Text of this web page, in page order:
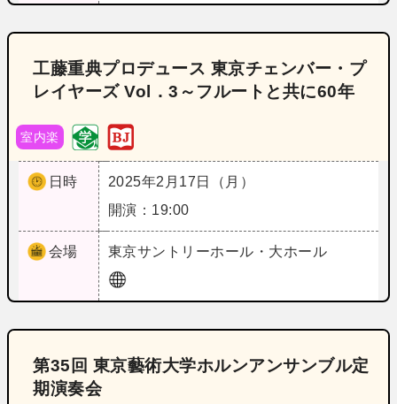
工藤重典プロデュース 東京チェンバー・プ
レイヤーズ Vol．3～フルートと共に60年
室内楽
日時
2025年2月17日（月）
開演：19:00
会場 東京サントリーホール・大ホール
第35回 東京藝術大学ホルンアンサンブル定
期演奏会